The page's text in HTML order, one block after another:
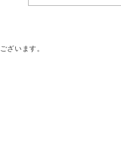
ざいます。